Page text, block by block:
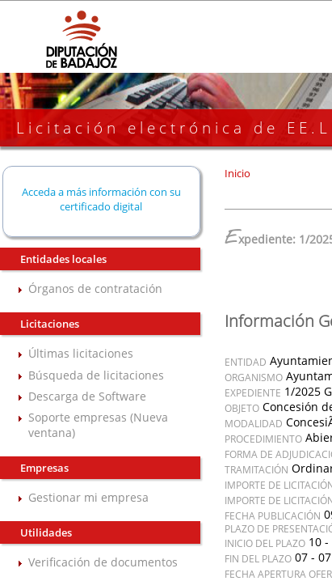
Licitación electrónica de
Acceda a más información con su
certificado digital
Entidades locales
Órganos de contratación
Licitaciones
Últimas licitaciones
Búsqueda de licitaciones
Descarga de Software
Soporte empresas (Nueva
ventana)
Empresas
Gestionar mi empresa
Utilidades
Verificación de documentos
Inicio
Expediente: 1/
Información
ENTIDAD
ORGANISMO
EXPEDIENTE 1/2025
OBJETO Concesión
MODALIDAD
PROCEDIMIENTO
FORMA DE
TRAMITACIÓN
IMPORTE DE
IMPORTE DE
FECHA PUBLICACIÓN
PLAZO DE
INICIO DEL PLAZO 10 -
FIN DEL PLAZO 07 -
FECHA APERTURA